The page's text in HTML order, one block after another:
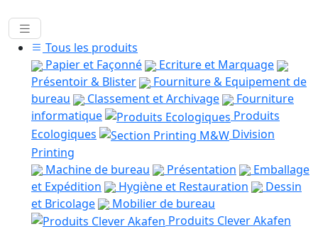
Tous les produits
Papier et Façonné
Ecriture et Marquage
Présentoir & Blister
Fourniture & Equipement de
bureau
Classement et Archivage
Fourniture
informatique
Produits
Ecologiques
Division
Printing
Machine de bureau
Présentation
Emballage
et Expédition
Hygiène et Restauration
Dessin
et Bricolage
Mobilier de bureau
Produits Clever Akafen